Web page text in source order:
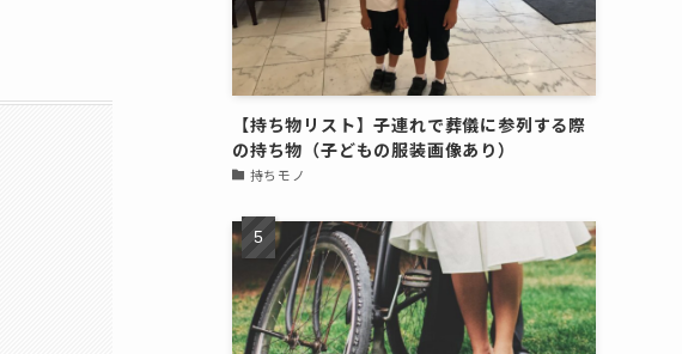
【持ち物リスト】子連れで葬儀に参列する際
の持ち物（子どもの服装画像あり）
持ちモノ